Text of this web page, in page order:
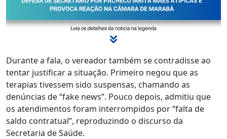
Durante a fala, o vereador também se contradisse ao
tentar justificar a situação. Primeiro negou que as
terapias tivessem sido suspensas, chamando as
denúncias de “fake news”. Pouco depois, admitiu que
os atendimentos foram interrompidos por “falta de
saldo contratual”, reproduzindo o discurso da
Secretaria de Saúde.